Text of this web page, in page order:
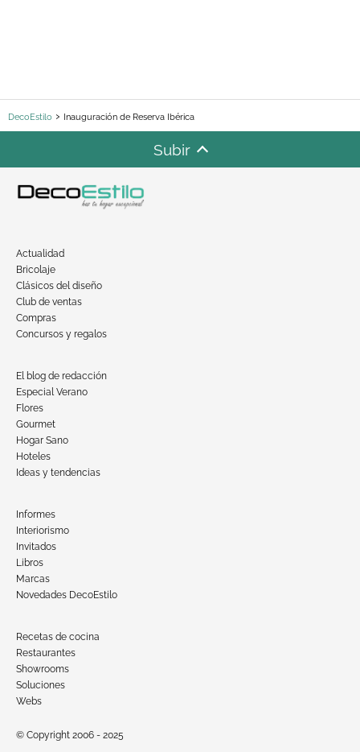
DecoEstilo Inauguración de Reserva Ibérica
Subir
Actualidad
Bricolaje
Clásicos del diseño
Club de ventas
Compras
Concursos y regalos
El blog de redacción
Especial Verano
Flores
Gourmet
Hogar Sano
Hoteles
Ideas y tendencias
Informes
Interiorismo
Invitados
Libros
Marcas
Novedades DecoEstilo
Recetas de cocina
Restaurantes
Showrooms
Soluciones
Webs
© Copyright 2006 - 2025